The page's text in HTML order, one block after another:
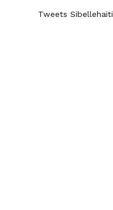
Tweets Sibellehaiti